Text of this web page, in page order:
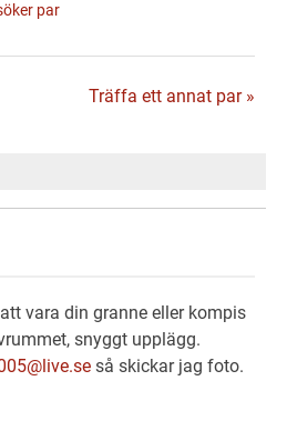
par
Träffa ett annat par »
vara din granne eller kompis
snyggt upplägg.
så skickar jag foto.